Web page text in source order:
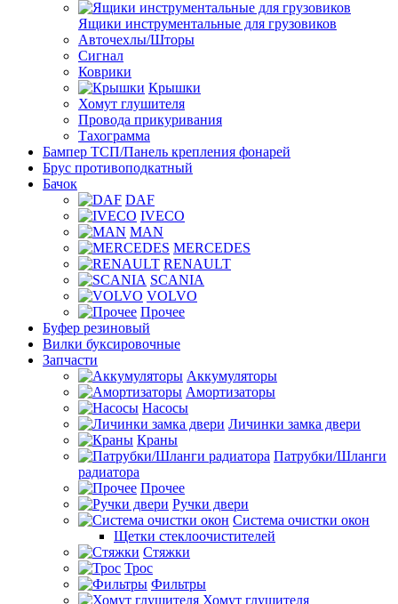
Ящики инструментальные для грузовиков
Авточехлы/Шторы
Сигнал
Коврики
Крышки
Хомут глушителя
Провода прикуривания
Тахограмма
Бампер ТСП/Панель крепления фонарей
Брус противоподкатный
Бачок
DAF
IVECO
MAN
MERCEDES
RENAULT
SCANIA
VOLVO
Прочее
Буфер резиновый
Вилки буксировочные
Запчасти
Аккумуляторы
Амортизаторы
Насосы
Личинки замка двери
Краны
Патрубки/Шланги
радиатора
Прочее
Ручки двери
Система очистки окон
Щетки стеклоочистителей
Стяжки
Трос
Фильтры
Хомут глушителя